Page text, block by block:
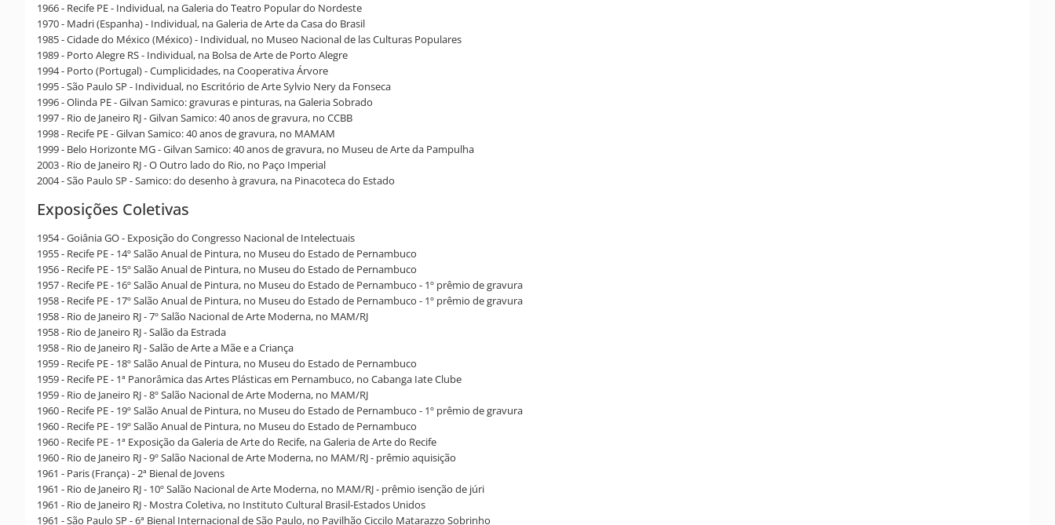
1966 - Recife PE - Individual, na Galeria do Teatro Popular do Nordeste
1970 - Madri (Espanha) - Individual, na Galeria de Arte da Casa do Brasil
1985 - Cidade do México (México) - Individual, no Museo Nacional de las Culturas Populares
1989 - Porto Alegre RS - Individual, na Bolsa de Arte de Porto Alegre
1994 - Porto (Portugal) - Cumplicidades, na Cooperativa Árvore
1995 - São Paulo SP - Individual, no Escritório de Arte Sylvio Nery da Fonseca
1996 - Olinda PE - Gilvan Samico: gravuras e pinturas, na Galeria Sobrado
1997 - Rio de Janeiro RJ - Gilvan Samico: 40 anos de gravura, no CCBB
1998 - Recife PE - Gilvan Samico: 40 anos de gravura, no MAMAM
1999 - Belo Horizonte MG - Gilvan Samico: 40 anos de gravura, no Museu de Arte da Pampulha
2003 - Rio de Janeiro RJ - O Outro lado do Rio, no Paço Imperial
2004 - São Paulo SP - Samico: do desenho à gravura, na Pinacoteca do Estado
Exposições Coletivas
1954 - Goiânia GO - Exposição do Congresso Nacional de Intelectuais
1955 - Recife PE - 14º Salão Anual de Pintura, no Museu do Estado de Pernambuco
1956 - Recife PE - 15º Salão Anual de Pintura, no Museu do Estado de Pernambuco
1957 - Recife PE - 16º Salão Anual de Pintura, no Museu do Estado de Pernambuco - 1º prêmio de gravura
1958 - Recife PE - 17º Salão Anual de Pintura, no Museu do Estado de Pernambuco - 1º prêmio de gravura
1958 - Rio de Janeiro RJ - 7º Salão Nacional de Arte Moderna, no MAM/RJ
1958 - Rio de Janeiro RJ - Salão da Estrada
1958 - Rio de Janeiro RJ - Salão de Arte a Mãe e a Criança
1959 - Recife PE - 18º Salão Anual de Pintura, no Museu do Estado de Pernambuco
1959 - Recife PE - 1ª Panorâmica das Artes Plásticas em Pernambuco, no Cabanga Iate Clube
1959 - Rio de Janeiro RJ - 8º Salão Nacional de Arte Moderna, no MAM/RJ
1960 - Recife PE - 19º Salão Anual de Pintura, no Museu do Estado de Pernambuco - 1º prêmio de gravura
1960 - Recife PE - 19º Salão Anual de Pintura, no Museu do Estado de Pernambuco
1960 - Recife PE - 1ª Exposição da Galeria de Arte do Recife, na Galeria de Arte do Recife
1960 - Rio de Janeiro RJ - 9º Salão Nacional de Arte Moderna, no MAM/RJ - prêmio aquisição
1961 - Paris (França) - 2ª Bienal de Jovens
1961 - Rio de Janeiro RJ - 10º Salão Nacional de Arte Moderna, no MAM/RJ - prêmio isenção de júri
1961 - Rio de Janeiro RJ - Mostra Coletiva, no Instituto Cultural Brasil-Estados Unidos
1961 - São Paulo SP - 6ª Bienal Internacional de São Paulo, no Pavilhão Ciccilo Matarazzo Sobrinho